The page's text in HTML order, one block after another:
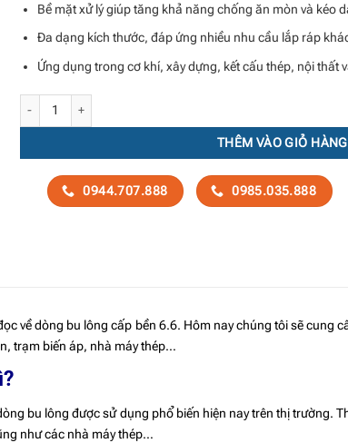
Bề mặt xử lý giúp tăng khả năng chống ăn mòn và kéo
Đa dạng kích thước, đáp ứng nhiều nhu cầu lắp ráp
Ứng dụng trong cơ khí, xây dựng, kết cấu thép, nội thất
THÊM VÀO GIỎ HÀNG
0944.707.888 0985.035.888
về dòng bu lông cấp bền 6.6. Hôm nay chúng tôi sẽ cung
trạm biến áp, nhà máy thép…
bu lông được sử dụng phổ biến hiện nay trên thị trường.
như các nhà máy thép…